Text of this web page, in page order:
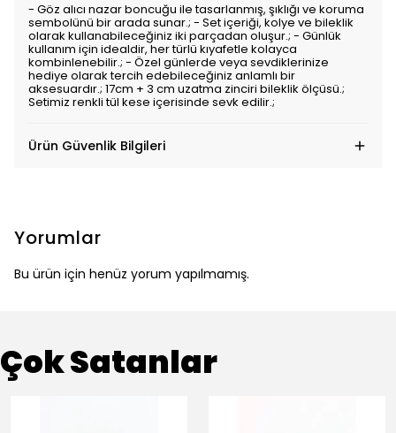
- Göz alıcı nazar boncuğu ile tasarlanmış, şıklığı ve koruma
sembolünü bir arada sunar.; - Set içeriği, kolye ve bileklik
olarak kullanabileceğiniz iki parçadan oluşur.; - Günlük
kullanım için idealdir, her türlü kıyafetle kolayca
kombinlenebilir.; - Özel günlerde veya sevdiklerinize
hediye olarak tercih edebileceğiniz anlamlı bir
aksesuardır.; 17cm + 3 cm uzatma zinciri bileklik ölçüsü.;
Setimiz renkli tül kese içerisinde sevk edilir.;
Ürün Güvenlik Bilgileri
Yorumlar
Bu ürün için henüz yorum yapılmamış.
Çok Satanlar